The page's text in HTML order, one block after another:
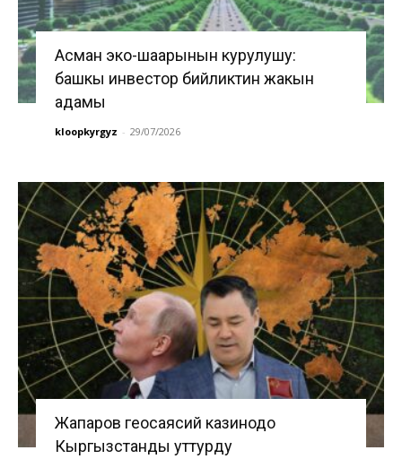
Асман эко-шаарынын курулушу:
башкы инвестор бийликтин жакын
адамы
kloopkyrgyz - 29/07/2026
Жапаров геосаясий казинодо
Кыргызстанды уттурду